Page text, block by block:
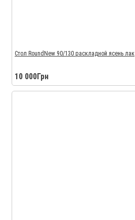
Стол RoundNew 90/130 раскладной ясень лак
10 000Грн